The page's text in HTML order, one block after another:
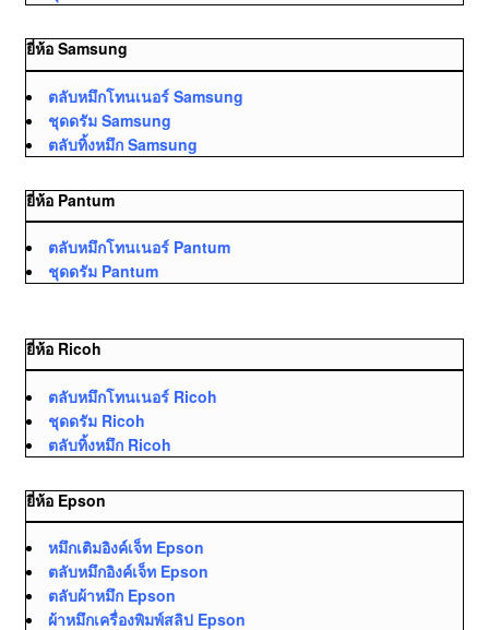
ยี่ห้อ Samsung
ตลับหมึกโทนเนอร์ Samsung
ชุดดรัม Samsung
ตลับทิ้งหมึก Samsung
ยี่ห้อ Pantum
ตลับหมึกโทนเนอร์ Pantum
ชุดดรัม Pantum
ยี่ห้อ Ricoh
ตลับหมึกโทนเนอร์ Ricoh
ชุดดรัม Ricoh
ตลับทิ้งหมึก Ricoh
ยี่ห้อ Epson
หมึกเติมอิงค์เจ็ท Epson
ตลับหมึกอิงค์เจ็ท Epson
ตลับผ้าหมึก Epson
ผ้าหมึกเครื่องพิมพ์สลิป Epson